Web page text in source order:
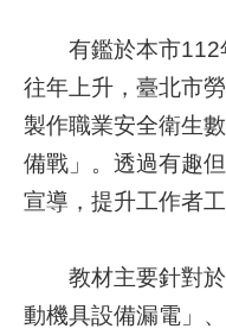
關
介
紹
務
線
有鑑於本市112
往年上升，臺北市
製作職業安全衛生
備戰」。透過有趣
宣導，提升工作者
教材主要針對於
動機具設備漏電」